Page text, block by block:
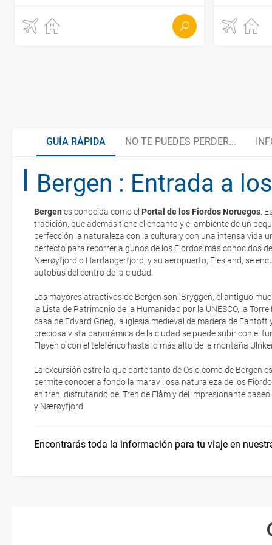
GUÍA RÁPIDA NO TE PUEDES PERDER...
Bergen : Entrada a
Bergen es conocida como el Portal de los Fiordos Noruegos .
tradición, que además tiene el encanto y el ambiente de un
perfección la naturaleza con la cultura y con una intensa vida
perfecto para recorrer algunos de los Fiordos más conocidos
Nærøyfjord o Hardangerfjord, y su aeropuerto, Flesland, se
autobús del centro de la ciudad.
Los mayores atractivos de Bergen son: Bryggen, el antiguo
la Lista de Patrimonio de la Humanidad por la UNESCO, la
casa de Edvard Grieg, la iglesia medieval de madera de Fantoft
preciosa vista panorámica de la ciudad se puede subir con el
Fløyen o con el teleférico hasta lo más alto de la montaña
La excursión estrella que parte tanto de Oslo como de Bergen es
permite conocer a fondo la maravillosa naturaleza de los
en tren, disfrutando del Tren de Flåm y del impresionante
y Nærøyfjord.
Encontrarás toda la información para tu viaje en
Centro urbano de Stavanger
Preikestolen, uno de los paisajes más sugestivos
del país
La Catedral de Bergen
Gastronomía noruega
Organiza tu viaje
Documentación necesaria
Moneda
Asistencia sanitaria
Teléfonos de interés
La documentación de tu reserva te será enviada por mail en el
esté realizado completamente.
Respecto a las tarjetas de embarque, casi todas las compañías
electrónicos por lo que podrás obtenerlas directamente en los
Eso sí, deberás estar atento si viajas con una compañía low cost,
exigen la presentación de la tarjeta de embarque (que deberás
no te carguen un suplemento extra en el mismo aeropuerto.
te enviaremos la documentación de tu reserva alrededor de 10
imprimir y llevar contigo en el viaje.
Esta documentación te será requerida en el mostrador de la